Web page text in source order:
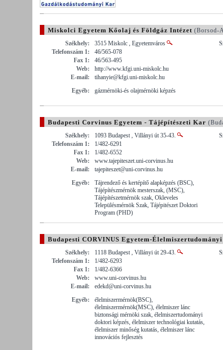
Miskolci Egyetem Kőolaj és Földgáz Intézet (Borsod-
Székhely:
3515 Miskolc , Egyetemváros
Telefonszám 1:
46/565-078
Fax 1:
46/563-495
Web:
http://www.kfgi.uni-miskolc.hu
E-mail:
tihanyie@kfgi.uni-miskolc.hu
Egyéb:
gázmérnöki-és olajmérnöki képzés
Budapesti Corvinus Egyetem - Tájépítészeti Kar
Székhely:
1093 Budapest , Villányi út 35-43.
Telefonszám 1:
1/482-6291
Fax 1:
1/482-6552
Web:
www.tajepiteszet.uni-corvinus.hu
E-mail:
tajepiteszet@uni-corvinus.hu
Egyéb:
Tájrendező és kertépítő alapképzés (BSC),
Tájépítészmérnök mesterszak, (MSC),
Tájépítészetmérnök szak, Okleveles
Településmérnök Szak, Tájépitészet Doktori
Program (PHD)
Budapesti CORVINUS Egyetem-
Székhely:
1118 Budapest , Villányi út 29-43.
Telefonszám 1:
1/482-6293
Fax 1:
1/482-6366
Web:
www.uni-corvinus.hu
E-mail:
edekd@uni-corvinus.hu
Egyéb:
élelmiszermérnök(BSC),
élelmiszermérnök(MSC), élelmiszer lánc
biztonsági mérnöki szak, élelmiszertudományi
doktori képzés, élelmiszer technológiai kutatás,
élelmiszer minőség kutatás, élelmiszer lánc
innovációs fejlesztés